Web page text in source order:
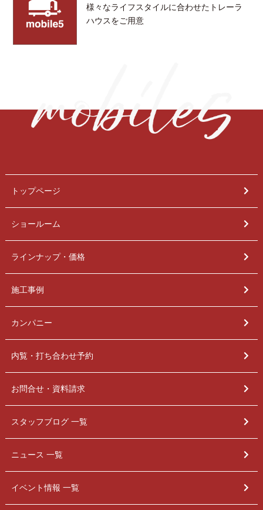
様々なライフスタイルに合わせたトレーラ
ハウスをご用意
トップページ
ショールーム
ラインナップ・価格
施工事例
カンパニー
内覧・打ち合わせ予約
お問合せ・資料請求
スタッフブログ 一覧
ニュース 一覧
イベント情報 一覧